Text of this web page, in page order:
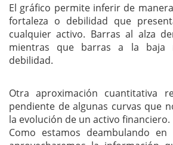
El gráfico permite inferir de
fortaleza o debilidad que
cualquier activo. Barras al alza
mientras que barras a la baja
debilidad.
Otra aproximación cuantitativa
pendiente de algunas curvas que
la evolución de un activo financiero.
Como estamos deambulando